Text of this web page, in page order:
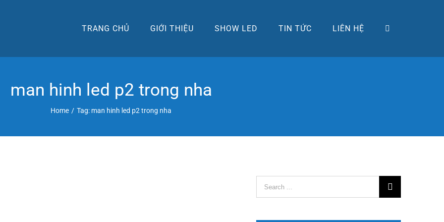
TRANG CHỦ GIỚI THIỆU SHOW LED TIN TỨC LIÊN HỆ
man hinh led p2 trong nha
Home / Tag: man hinh led p2 trong nha
Search
for: